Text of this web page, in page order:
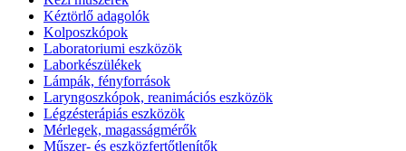
Kéztörlő adagolók
Kolposzkópok
Laboratoriumi eszközök
Laborkészülékek
Lámpák, fényforrások
Laryngoszkópok, reanimációs eszközök
Légzésterápiás eszközök
Mérlegek, magasságmérők
Műszer- és eszközfertőtlenítők